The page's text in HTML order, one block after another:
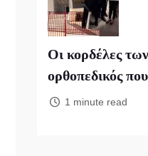
Οι κορδέλες
ορθοπεδικός
1 minute read